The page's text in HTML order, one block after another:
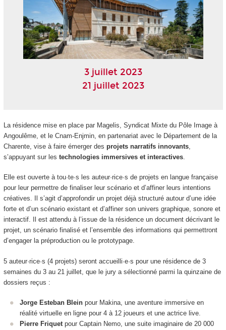
3 juillet 2023
21 juillet 2023
La résidence mise en place par Magelis, Syndicat Mixte du Pôle Image à
Angoulême, et le Cnam-Enjmin, en partenariat avec le Département de la
Charente, vise à faire émerger des projets narratifs innovants,
s’appuyant sur les technologies immersives et interactives.
Elle est ouverte à tou·te·s les auteur·rice·s de projets en langue française
pour leur permettre de finaliser leur scénario et d’affiner leurs intentions
créatives. Il s’agit d’approfondir un projet déjà structuré autour d’une idée
forte et d’un scénario existant et d’affiner son univers graphique, sonore et
interactif. Il est attendu à l’issue de la résidence un document décrivant le
projet, un scénario finalisé et l’ensemble des informations qui permettront
d’engager la préproduction ou le prototypage.
5 auteur·rice·s (4 projets) seront accueilli·e·s pour une résidence de 3
semaines du 3 au 21 juillet, que le jury a sélectionné parmi la quinzaine de
dossiers reçus :
Jorge Esteban Blein pour Makina, une aventure immersive en
réalité virtuelle en ligne pour 4 à 12 joueurs et une actrice live.
Pierre Friquetpour Captain Nemo, une suite imaginaire de 20 000